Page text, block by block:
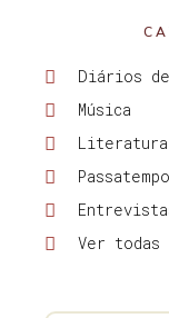
Diários
Música
Literatura
Ver todas